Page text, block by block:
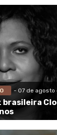
- 07 de agosto
brasileira